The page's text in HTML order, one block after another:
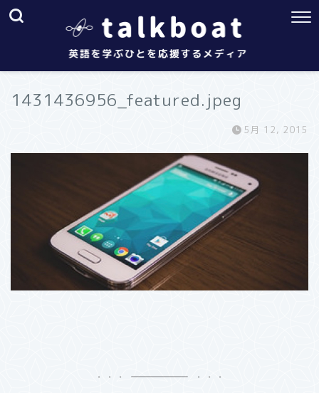
1431436956_featured.jpeg
5月 12, 2015